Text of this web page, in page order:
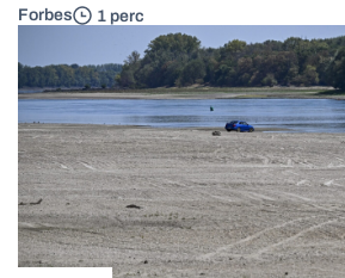
Forbes 1 perc